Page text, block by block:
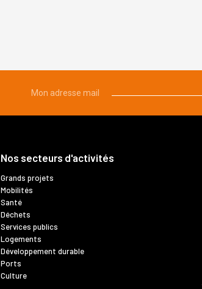
Mon adresse mail
Nos secteurs d'activités
Grands projets
Mobilités
Santé
Déchets
Services publics
Logements
Développement durable
Ports
Culture